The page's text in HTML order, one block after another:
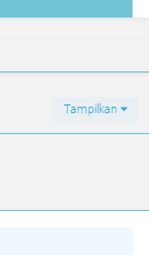
Tampilkan